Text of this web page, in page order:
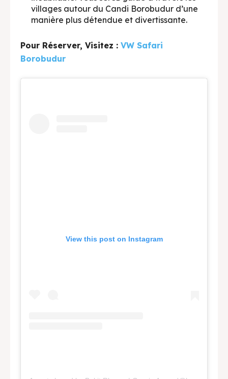
villages autour du Candi Borobudur d’une
manière plus détendue et divertissante.
Pour Réserver, Visitez : VW Safari
Borobudur
View this post on Instagram